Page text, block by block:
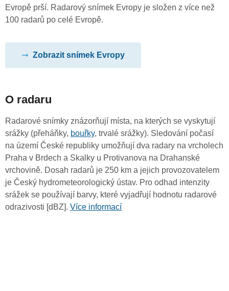
Evropě prší. Radarový snímek Evropy je složen z více než
100 radarů po celé Evropě.
Zobrazit snímek Evropy
O radaru
Radarové snímky znázorňují místa, na kterých se vyskytují
srážky (přeháňky, bouřky, trvalé srážky). Sledování počasí
na území České republiky umožňují dva radary na vrcholech
Praha v Brdech a Skalky u Protivanova na Drahanské
vrchovině. Dosah radarů je 250 km a jejich provozovatelem
je Český hydrometeorologický ústav. Pro odhad intenzity
srážek se používají barvy, které vyjadřují hodnotu radarové
odrazivosti [dBZ]. Více informací